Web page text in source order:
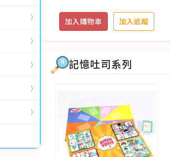
加入購物車 加入追蹤
記憶吐司系列